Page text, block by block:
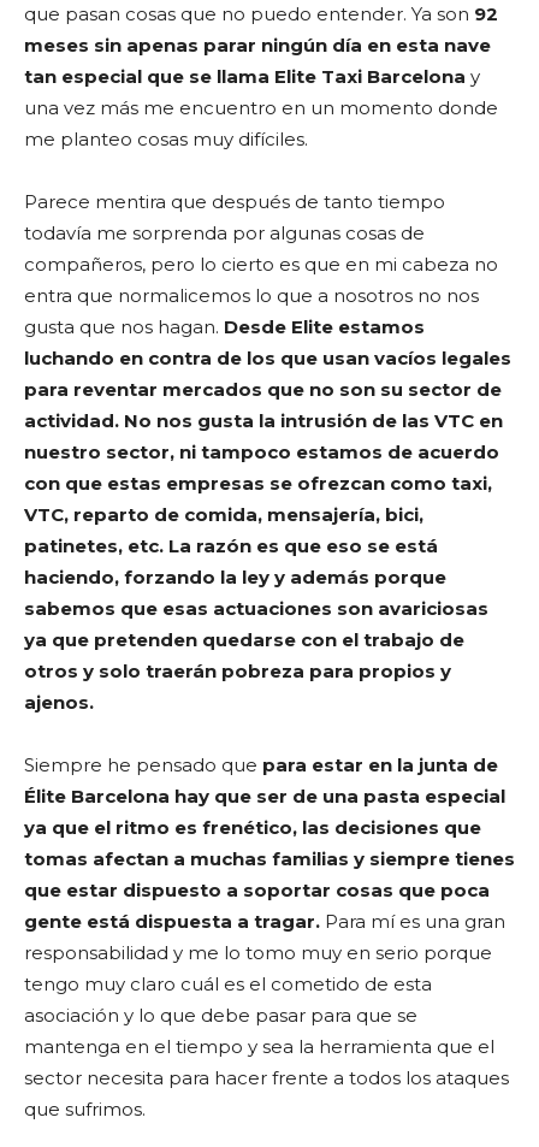
que pasan cosas que no puedo entender. Ya son 92
meses sin apenas parar ningún día en esta nave
tan especial que se llama Elite Taxi Barcelona y
una vez más me encuentro en un momento donde
me planteo cosas muy difíciles.
Parece mentira que después de tanto tiempo
todavía me sorprenda por algunas cosas de
compañeros, pero lo cierto es que en mi cabeza no
entra que normalicemos lo que a nosotros no nos
gusta que nos hagan. Desde Elite estamos
luchando en contra de los que usan vacíos legales
para reventar mercados que no son su sector de
actividad. No nos gusta la intrusión de las VTC en
nuestro sector, ni tampoco estamos de acuerdo
con que estas empresas se ofrezcan como taxi,
VTC, reparto de comida, mensajería, bici,
patinetes, etc. La razón es que eso se está
haciendo, forzando la ley y además porque
sabemos que esas actuaciones son avariciosas
ya que pretenden quedarse con el trabajo de
otros y solo traerán pobreza para propios y
ajenos.
Siempre he pensado que para estar en la junta de
Élite Barcelona hay que ser de una pasta especial
ya que el ritmo es frenético, las decisiones que
tomas afectan a muchas familias y siempre tienes
que estar dispuesto a soportar cosas que poca
gente está dispuesta a tragar. Para mí es una gran
responsabilidad y me lo tomo muy en serio porque
tengo muy claro cuál es el cometido de esta
asociación y lo que debe pasar para que se
mantenga en el tiempo y sea la herramienta que el
sector necesita para hacer frente a todos los ataques
que sufrimos.